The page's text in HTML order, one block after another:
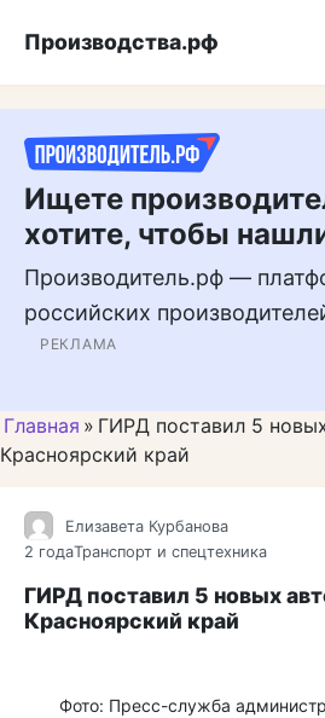
Подписывайтесь
Производства.рф
Ищете
хотите, чтобы
Производитель.рф —
российских
РЕКЛАМА
Главная » ГИРД поставил 5
Красноярский край
Елизавета Курбанова
2 годаТранспорт и спецтехника
ГИРД поставил 5 новых
Красноярский край
Фото: Пресс-служба